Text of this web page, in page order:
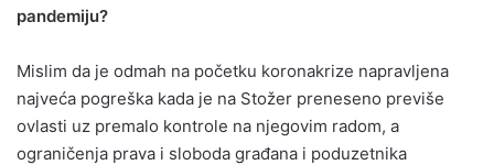
pandemiju?
Mislim da je odmah na početku koronakrize napravljena
najveća pogreška kada je na Stožer preneseno previše
ovlasti uz premalo kontrole na njegovim radom, a
ograničenja prava i sloboda građana i poduzetnika